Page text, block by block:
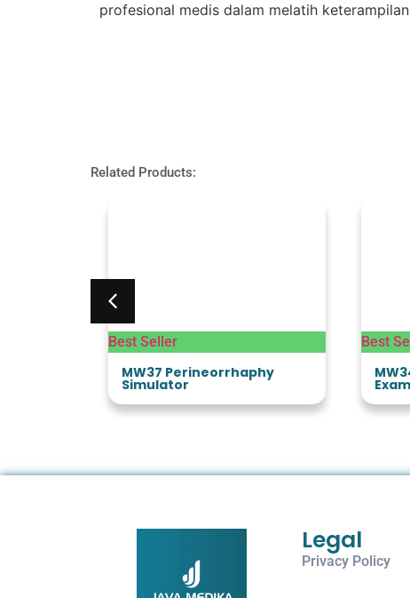
profesional medis dalam melatih
Related Products:
Best Seller
MW37 Perineorrhaphy
Simulator
Best
Legal
Privacy Policy